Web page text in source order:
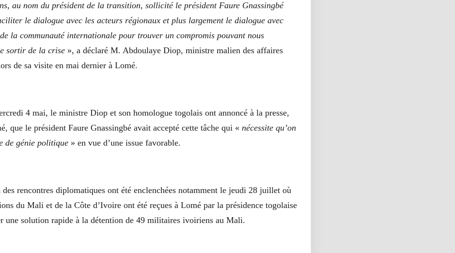
au nom du président de la transition, sollicité le président Faure Gnassingbé
le dialogue avec les acteurs régionaux et plus largement le dialogue avec
de la communauté internationale pour trouver un compromis pouvant nous
sortir de la crise », a déclaré M. Abdoulaye Diop, ministre malien des affaires
de sa visite en mai dernier à Lomé.
4 mai, le ministre Diop et son homologue togolais ont annoncé à la presse,
que le président Faure Gnassingbé avait accepté cette tâche qui « nécessite qu’on
de génie politique » en vue d’une issue favorable.
des rencontres diplomatiques ont été enclenchées notamment le jeudi 28 juillet où
du Mali et de la Côte d’Ivoire ont été reçues à Lomé par la présidence togolaise
une solution rapide à la détention de 49 militaires ivoiriens au Mali.